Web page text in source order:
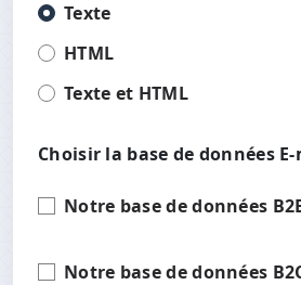
Texte
HTML
Texte et HTML
Choisir la base de données
Notre base de données
Notre base de données